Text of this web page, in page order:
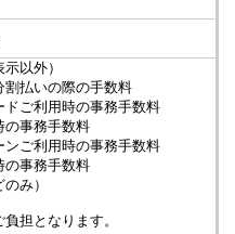
以外）
割払いの際の手数料
ドご利用時の事務手数料
の事務手数料
ンご利用時の事務手数料
の事務手数料
み）
担となります。